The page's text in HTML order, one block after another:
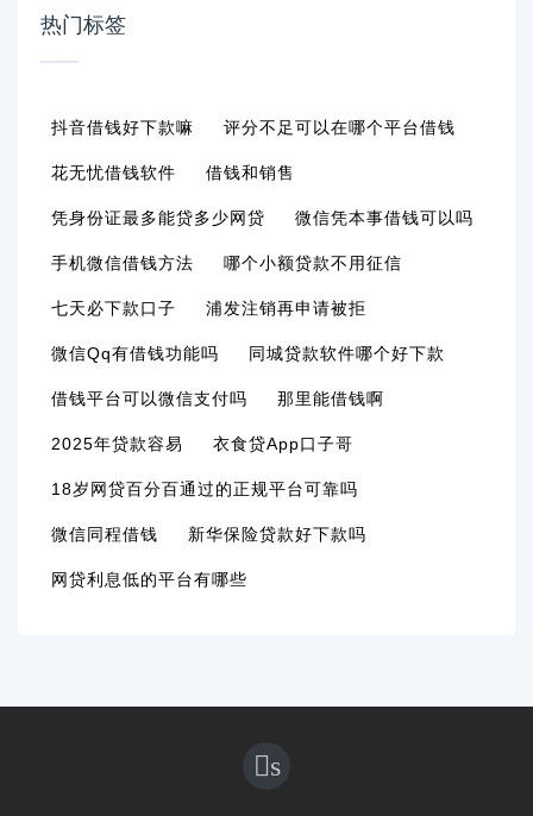
热门标签
抖音借钱好下款嘛 评分不足可以在哪个平台借钱
花无忧借钱软件 借钱和销售
凭身份证最多能贷多少网贷 微信凭本事借钱可以吗
手机微信借钱方法 哪个小额贷款不用征信
七天必下款口子 浦发注销再申请被拒
微信qq有借钱功能吗 同城贷款软件哪个好下款
借钱平台可以微信支付吗 那里能借钱啊
2025年贷款容易 衣食贷app口子哥
18岁网贷百分百通过的正规平台可靠吗
微信同程借钱 新华保险贷款好下款吗
网贷利息低的平台有哪些
s